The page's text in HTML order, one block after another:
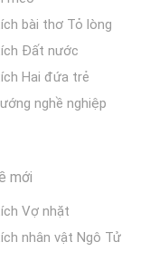
bài thơ Tỏ lòng
Đất nước
Hai đứa trẻ
nghề nghiệp
mới
Vợ nhặt
nhân vật Ngô Tử